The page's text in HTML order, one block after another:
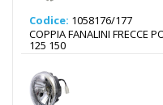
Codice: 1058176/177
COPPIA FANALINI FRECCE
125 150